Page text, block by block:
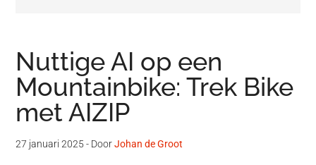
Nuttige AI op een
Mountainbike: Trek Bike
met AIZIP
27 januari 2025 - DoorJohan de Groot